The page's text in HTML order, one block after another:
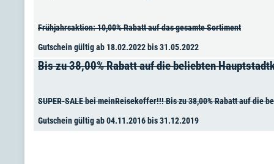
Frühjahrsaktion: 10,00% Rabatt auf das gesamte Sortiment
Gutschein gültig ab 18.02.2022 bis 31.05.2022
Bis zu 38,00% Rabatt auf die beliebten
SUPER-SALE bei meinReisekoffer!!! Bis zu 38,00% Rabatt auf die
Gutschein gültig ab 04.11.2016 bis 31.12.2019